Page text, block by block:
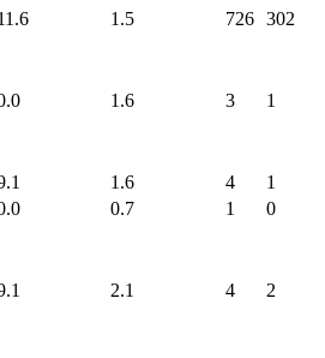
1.5 726 302
1.6 3 1
1.6 4 1
0.7 1 0
2.1 4 2